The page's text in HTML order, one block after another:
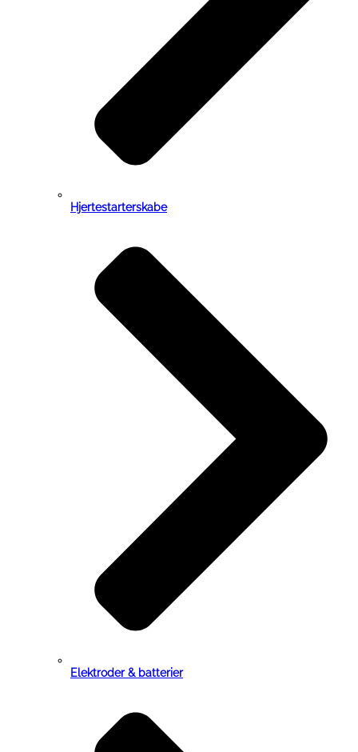
Hjertestarterskabe
Elektroder & batterier